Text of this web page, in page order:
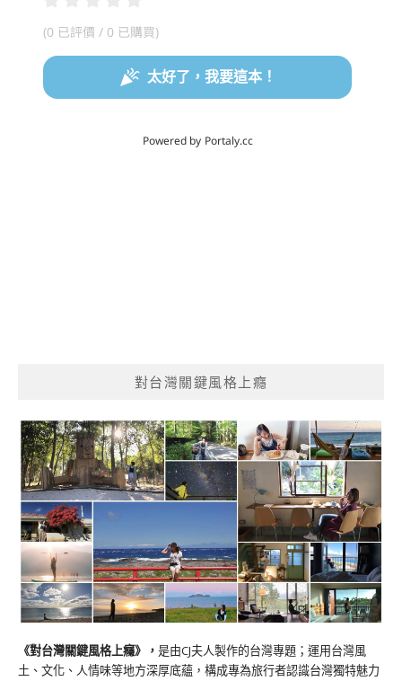
對台灣關鍵風格上癮
《對台灣關鍵風格上癮》 ， 是由CJ夫人製作的台灣專題；運用台灣風
土、文化、人情味等地方深厚底蘊，構成專為旅行者認識台灣獨特魅力